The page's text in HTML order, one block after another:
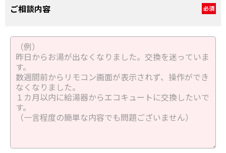
ご相談内容 必須